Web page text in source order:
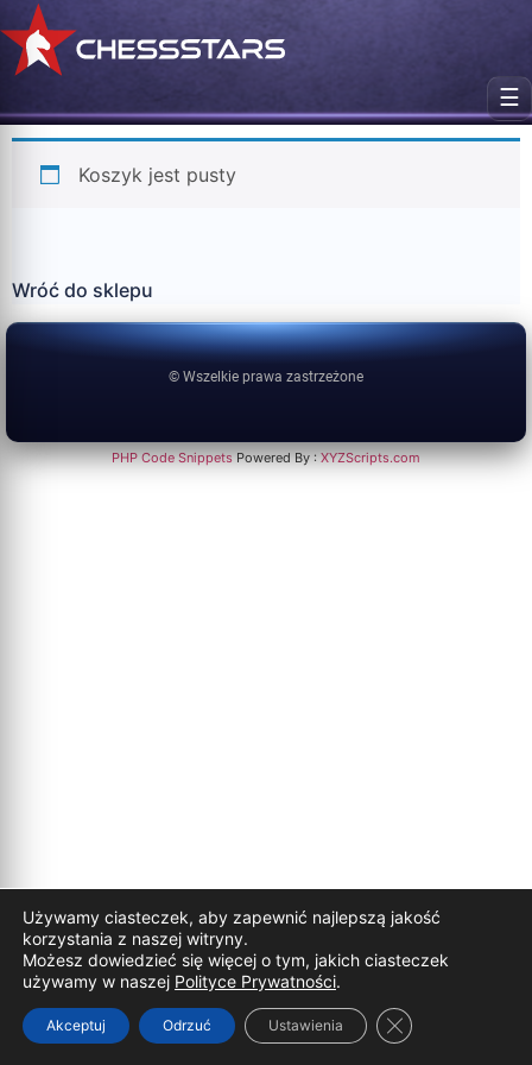
☰
Koszyk jest pusty
Wróć do sklepu
© Wszelkie prawa zastrzeżone
PHP Code SnippetsPowered By :XYZScripts.com
Używamy ciasteczek, aby zapewnić najlepszą jakość
korzystania z naszej witryny.
Możesz dowiedzieć się więcej o tym, jakich ciasteczek
używamy w naszej Polityce Prywatności.
Akceptuj Odrzuć Ustawienia Zamknij panel